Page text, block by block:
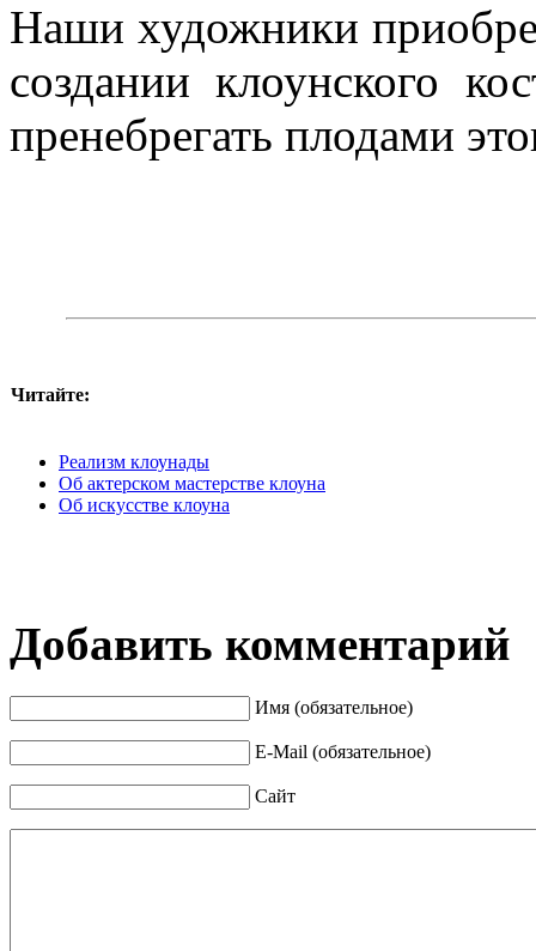
Наши художники
создании клоунского
пренебрегать плодами
Читайте:
Реализм клоунады
Об актерском мастерстве клоуна
Об искусстве клоуна
Добавить комментарий
Имя (обязательное)
E-Mail (обязательное)
Сайт